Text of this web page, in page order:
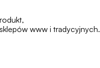
www i tradycyjnych.